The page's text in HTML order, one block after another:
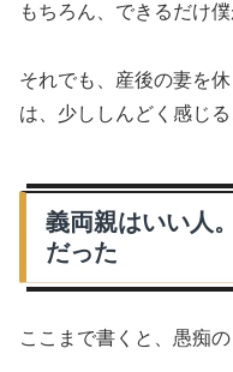
もちろん、できるだけ
それでも、産後の妻を
は、少ししんどく感じる
義両親はいい人
だった
ここまで書くと、愚痴